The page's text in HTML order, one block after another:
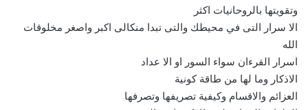
وتقويتها بالروحانيات اكثر
الا سرار التى في محيطك والتى تبدا منكالى اكبر واصغر مخلوقات
الله
اسرار القرءان سواء السور او الا عداد
الاذكار وما لها من طاقة كونية
العزائم والاقسام وكيفية تصريفها وتصرفها